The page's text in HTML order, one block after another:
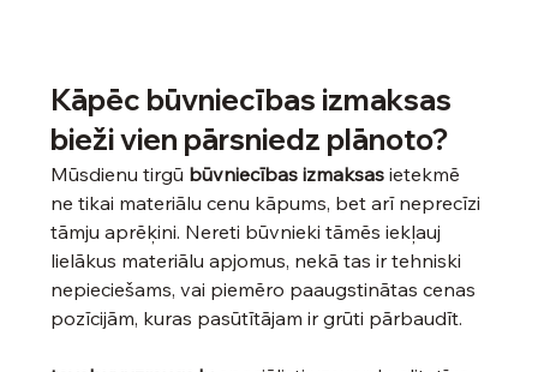
Kāpēc būvniecības izmaksas
bieži vien pārsniedz plānoto?
Mūsdienu tirgū būvniecības izmaksas ietekmē
ne tikai materiālu cenu kāpums, bet arī neprecīzi
tāmju aprēķini. Nereti būvnieki tāmēs iekļauj
lielākus materiālu apjomus, nekā tas ir tehniski
nepieciešams, vai piemēro paaugstinātas cenas
pozīcijām, kuras pasūtītājam ir grūti pārbaudīt.